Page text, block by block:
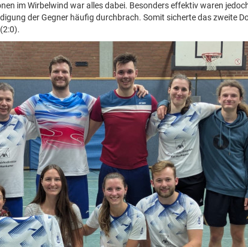
im Wirbelwind war alles dabei. Besonders effektiv waren
der Gegner häufig durchbrach. Somit sicherte das zweite